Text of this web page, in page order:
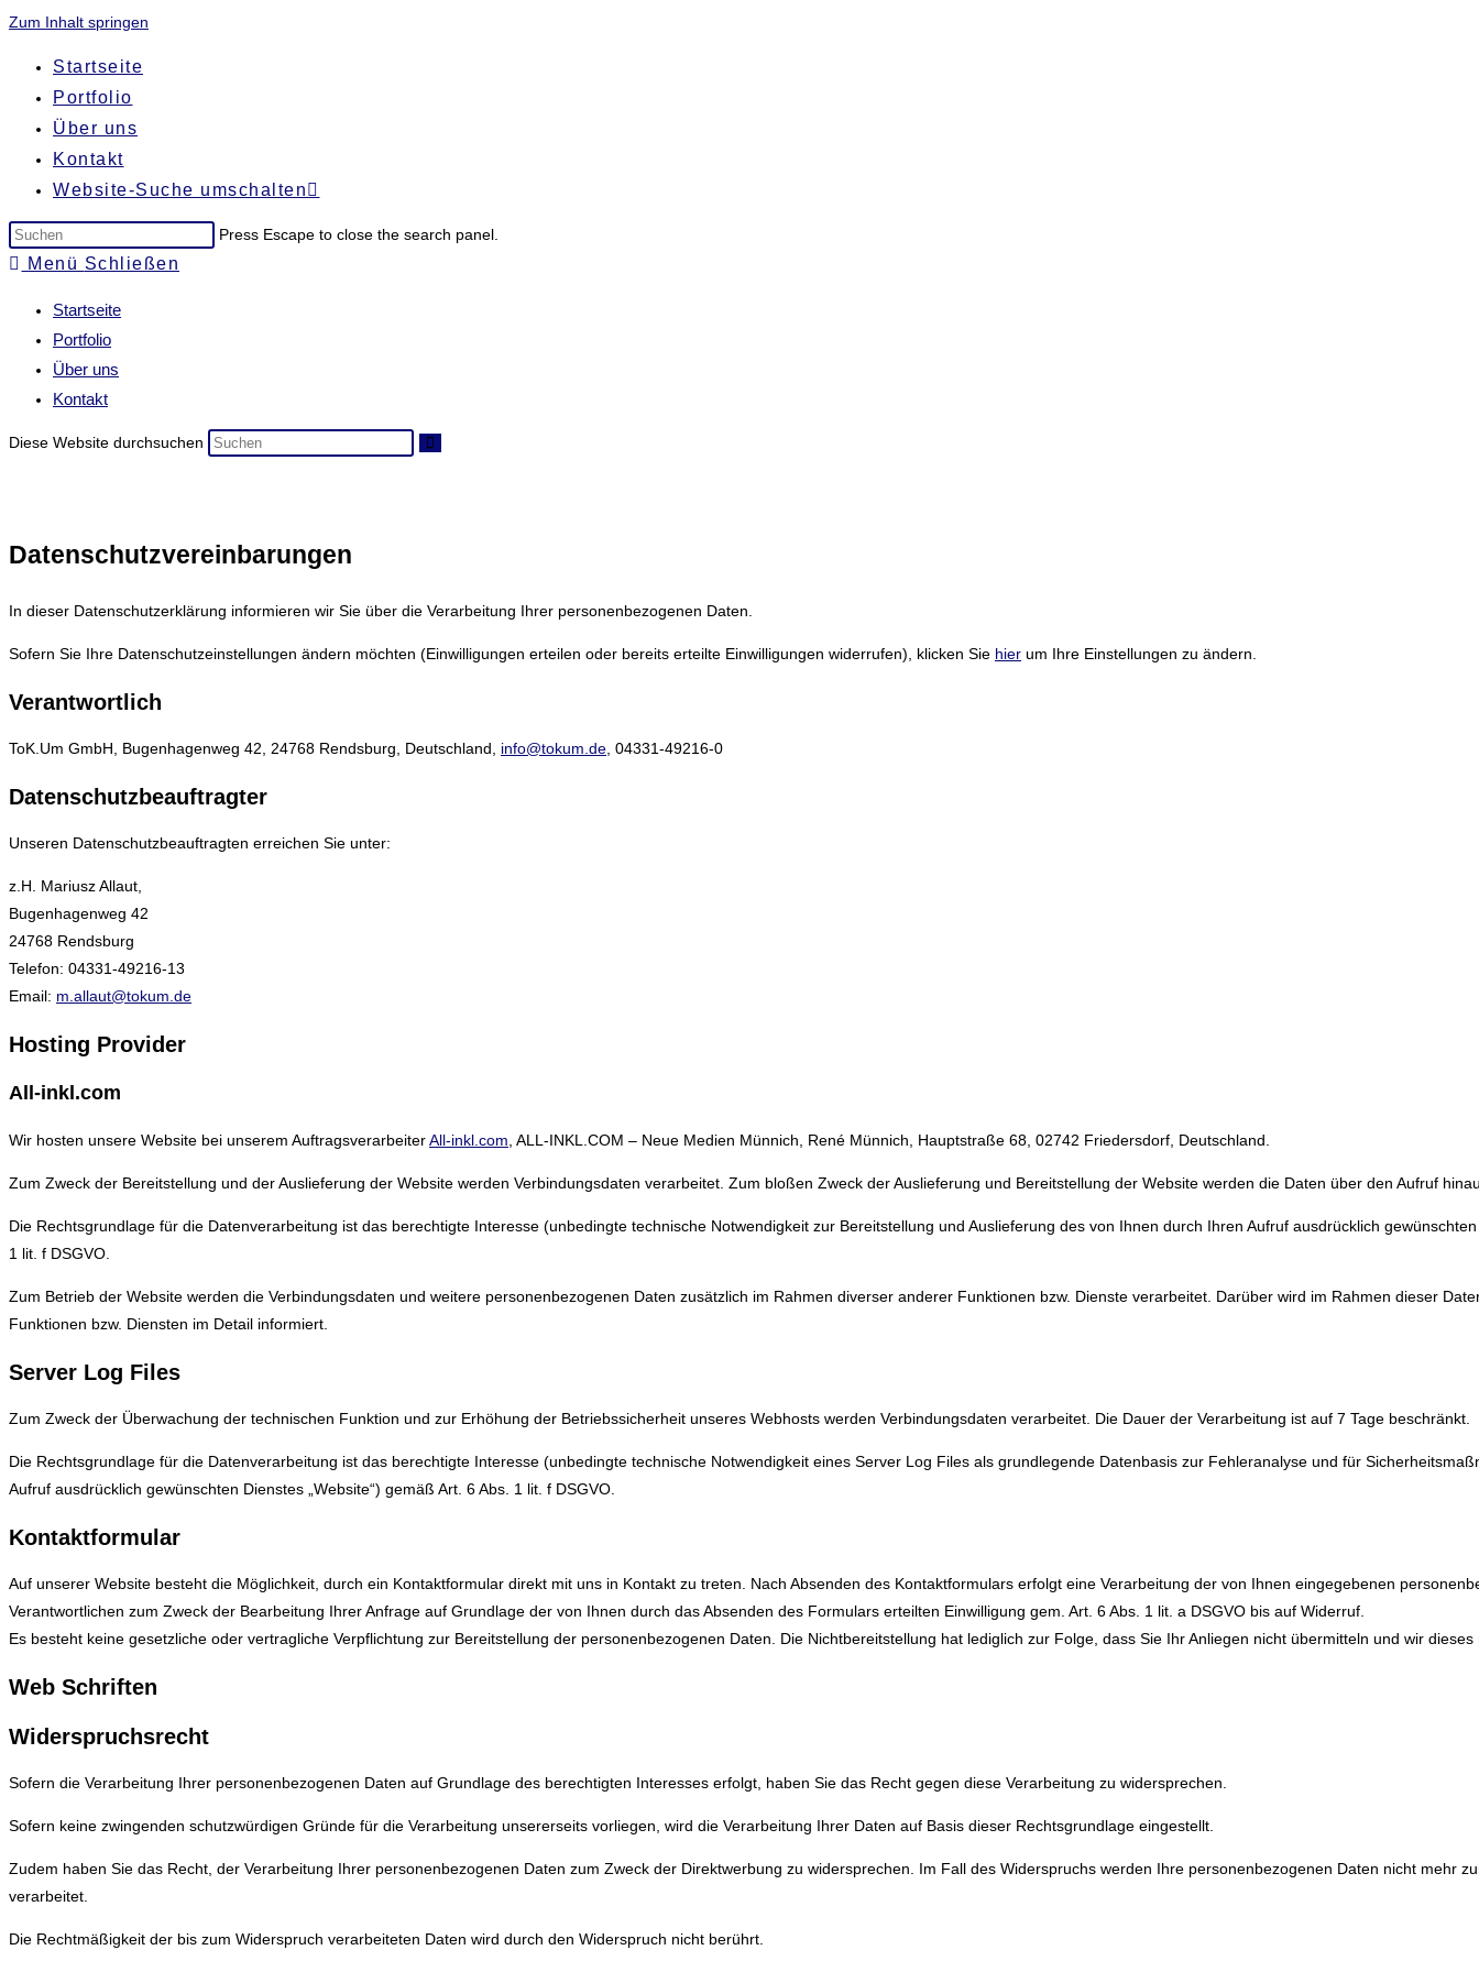
Zum Inhalt springen
Startseite
Portfolio
Über uns
Kontakt
Website-Suche umschalten
Press Escape to close the search panel.
Menü Schließen
Startseite
Portfolio
Über uns
Kontakt
Diese Website durchsuchen
Datenschutzvereinbarungen
In dieser Datenschutzerklärung informieren wir Sie über die Verarbeitung Ihrer personenbezogenen Daten.
Sofern Sie Ihre Datenschutzeinstellungen ändern möchten (Einwilligungen erteilen oder bereits erteilte Einwilligungen widerrufen), klicken Sie hier um Ihre Einstellungen zu ändern.
Verantwortlich
ToK.Um GmbH, Bugenhagenweg 42, 24768 Rendsburg, Deutschland, info@tokum.de , 04331-49216-0
Datenschutzbeauftragter
Unseren Datenschutzbeauftragten erreichen Sie unter:
z.H. Mariusz Allaut,
Bugenhagenweg 42
24768 Rendsburg
Telefon: 04331-49216-13
Email: m.allaut@tokum.de
Hosting Provider
All-inkl.com
Wir hosten unsere Website bei unserem AuftragsverarbeiterAll-inkl.com , ALL-INKL.COM – Neue Medien Münnich, René Münnich, Hauptstraße 68, 02742 Friedersdorf, Deutschland.
Zum Zweck der Bereitstellung und der Auslieferung der Website werden Verbindungsdaten verarbeitet. Zum bloßen Zweck der Auslieferung und Bereitstellung der Website werden die Daten über den Aufruf
Die Rechtsgrundlage für die Datenverarbeitung ist das berechtigte Interesse (unbedingte technische Notwendigkeit zur Bereitstellung und Auslieferung des von Ihnen durch Ihren Aufruf ausdrücklich
1 lit. f DSGVO.
Zum Betrieb der Website werden die Verbindungsdaten und weitere personenbezogenen Daten zusätzlich im Rahmen diverser anderer Funktionen bzw. Dienste verarbeitet. Darüber wird im Rahmen dieser
Funktionen bzw. Diensten im Detail informiert.
Server Log Files
Zum Zweck der Überwachung der technischen Funktion und zur Erhöhung der Betriebssicherheit unseres Webhosts werden Verbindungsdaten verarbeitet. Die Dauer der Verarbeitung ist auf 7 Tage beschränkt.
Die Rechtsgrundlage für die Datenverarbeitung ist das berechtigte Interesse (unbedingte technische Notwendigkeit eines Server Log Files als grundlegende Datenbasis zur Fehleranalyse und für
Aufruf ausdrücklich gewünschten Dienstes „Website“) gemäß Art. 6 Abs. 1 lit. f DSGVO.
Kontaktformular
Auf unserer Website besteht die Möglichkeit, durch ein Kontaktformular direkt mit uns in Kontakt zu treten. Nach Absenden des Kontaktformulars erfolgt eine Verarbeitung der von Ihnen eingegebenen
Verantwortlichen zum Zweck der Bearbeitung Ihrer Anfrage auf Grundlage der von Ihnen durch das Absenden des Formulars erteilten Einwilligung gem. Art. 6 Abs. 1 lit. a DSGVO bis auf Widerruf.
Es besteht keine gesetzliche oder vertragliche Verpflichtung zur Bereitstellung der personenbezogenen Daten. Die Nichtbereitstellung hat lediglich zur Folge, dass Sie Ihr Anliegen nicht übermitteln und wir
Web Schriften
Widerspruchsrecht
Sofern die Verarbeitung Ihrer personenbezogenen Daten auf Grundlage des berechtigten Interesses erfolgt, haben Sie das Recht gegen diese Verarbeitung zu widersprechen.
Sofern keine zwingenden schutzwürdigen Gründe für die Verarbeitung unsererseits vorliegen, wird die Verarbeitung Ihrer Daten auf Basis dieser Rechtsgrundlage eingestellt.
Zudem haben Sie das Recht, der Verarbeitung Ihrer personenbezogenen Daten zum Zweck der Direktwerbung zu widersprechen. Im Fall des Widerspruchs werden Ihre personenbezogenen Daten nicht mehr
verarbeitet.
Die Rechtmäßigkeit der bis zum Widerspruch verarbeiteten Daten wird durch den Widerspruch nicht berührt.